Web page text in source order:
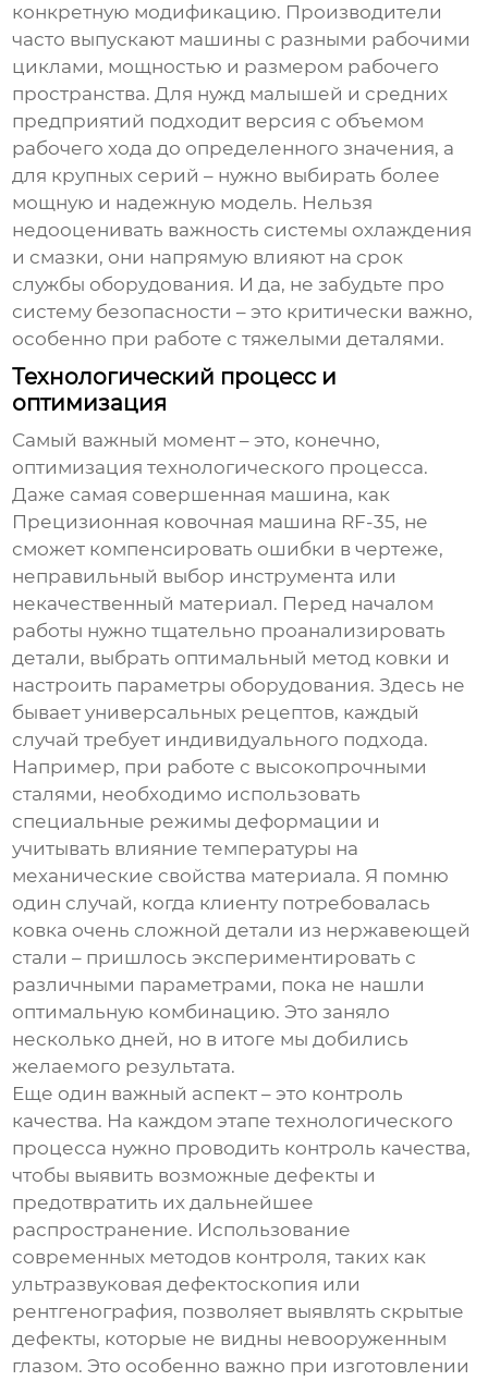
конкретную модификацию. Производители
часто выпускают машины с разными рабочими
циклами, мощностью и размером рабочего
пространства. Для нужд малышей и средних
предприятий подходит версия с объемом
рабочего хода до определенного значения, а
для крупных серий – нужно выбирать более
мощную и надежную модель. Нельзя
недооценивать важность системы охлаждения
и смазки, они напрямую влияют на срок
службы оборудования. И да, не забудьте про
систему безопасности – это критически важно,
особенно при работе с тяжелыми деталями.
Технологический процесс и
оптимизация
Самый важный момент – это, конечно,
оптимизация технологического процесса.
Даже самая совершенная машина, как
Прецизионная ковочная машина RF-35, не
сможет компенсировать ошибки в чертеже,
неправильный выбор инструмента или
некачественный материал. Перед началом
работы нужно тщательно проанализировать
детали, выбрать оптимальный метод ковки и
настроить параметры оборудования. Здесь не
бывает универсальных рецептов, каждый
случай требует индивидуального подхода.
Например, при работе с высокопрочными
сталями, необходимо использовать
специальные режимы деформации и
учитывать влияние температуры на
механические свойства материала. Я помню
один случай, когда клиенту потребовалась
ковка очень сложной детали из нержавеющей
стали – пришлось экспериментировать с
различными параметрами, пока не нашли
оптимальную комбинацию. Это заняло
несколько дней, но в итоге мы добились
желаемого результата.
Еще один важный аспект – это контроль
качества. На каждом этапе технологического
процесса нужно проводить контроль качества,
чтобы выявить возможные дефекты и
предотвратить их дальнейшее
распространение. Использование
современных методов контроля, таких как
ультразвуковая дефектоскопия или
рентгенография, позволяет выявлять скрытые
дефекты, которые не видны невооруженным
глазом. Это особенно важно при изготовлении